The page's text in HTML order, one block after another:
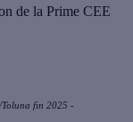
de la Prime CEE
fin 2025 -